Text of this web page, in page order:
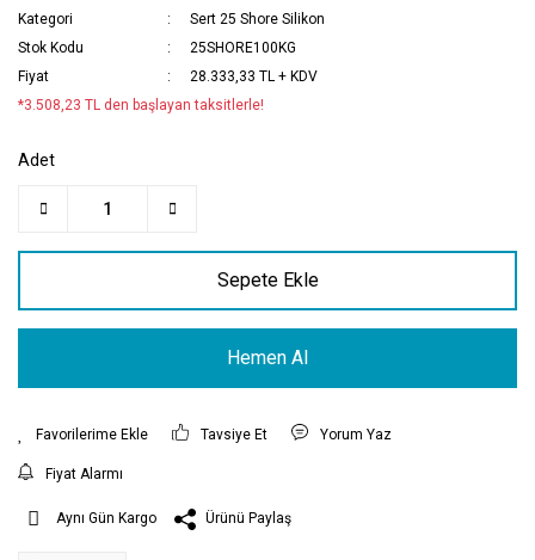
Kategori
Sert 25 Shore Silikon
Stok Kodu
25SHORE100KG
Fiyat
28.333,33 TL + KDV
*3.508,23 TL den başlayan taksitlerle!
Adet
Sepete Ekle
Hemen Al
Tavsiye Et Yorum Yaz
Fiyat Alarmı
Aynı Gün Kargo Ürünü Paylaş